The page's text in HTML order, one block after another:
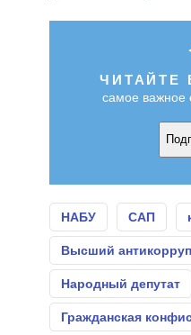
ЧИТАЙТЕ
самое важное
НАБУ САП
Высший
Народный депутат
Гражданская